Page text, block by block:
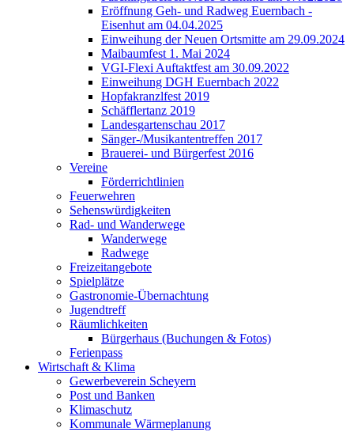
Eröffnung Geh- und Radweg Euernbach -
Eisenhut am 04.04.2025
Einweihung der Neuen Ortsmitte am 29.09.2024
Maibaumfest 1. Mai 2024
VGI-Flexi Auftaktfest am 30.09.2022
Einweihung DGH Euernbach 2022
Hopfakranzlfest 2019
Schäfflertanz 2019
Landesgartenschau 2017
Sänger-/Musikantentreffen 2017
Brauerei- und Bürgerfest 2016
Vereine
Förderrichtlinien
Feuerwehren
Sehenswürdigkeiten
Rad- und Wanderwege
Wanderwege
Radwege
Freizeitangebote
Spielplätze
Gastronomie-Übernachtung
Jugendtreff
Räumlichkeiten
Bürgerhaus (Buchungen & Fotos)
Ferienpass
Wirtschaft & Klima
Gewerbeverein Scheyern
Post und Banken
Klimaschutz
Kommunale Wärmeplanung